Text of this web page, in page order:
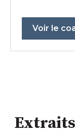
Voir le